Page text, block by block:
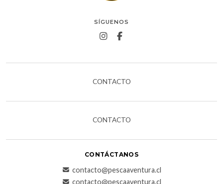
SÍGUENOS
CONTACTO
CONTACTO
CONTÁCTANOS
contacto@pescaaventura.cl
contacto@pescaaventura.cl